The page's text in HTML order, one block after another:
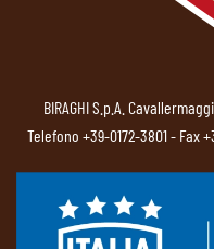
BIRAGHI S.p.A.
Telefono +39-0172-3801- Fax